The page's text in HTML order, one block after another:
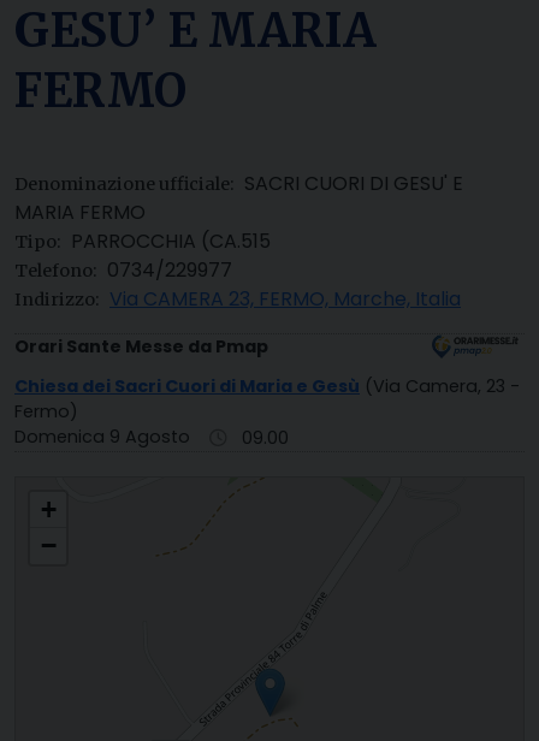
GESU’ E MARIA
FERMO
Denominazione ufficiale:
SACRI CUORI DI GESU' E
MARIA FERMO
Tipo: PARROCCHIA (CA.515
Telefono: 0734/229977
Indirizzo: Via CAMERA 23, FERMO, Marche, Italia
Orari Sante Messe da Pmap
Chiesa dei Sacri Cuori di Maria e Gesù (Via Camera, 23 -
Fermo)
Domenica 9 Agosto
09.00
SACRI CUORI DI GESU' E MARIA FERMO
+
−